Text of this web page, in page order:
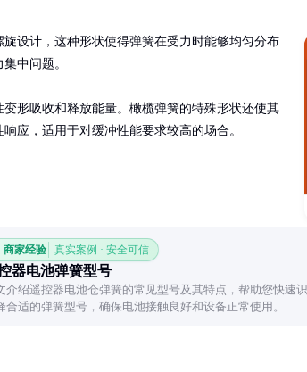
设计，这种形状使得弹簧在受力时能够均匀分布
中问题。
形吸收和释放能量。橄榄弹簧的特殊形状还使其
应，适用于对缓冲性能要求较高的场合。
商家经验 真实案例 · 安全可信
器电池弹簧型号
介绍遥控器电池仓弹簧的常见型号及其特点，帮助您快速
合适的弹簧型号，确保电池接触良好和设备正常使用。